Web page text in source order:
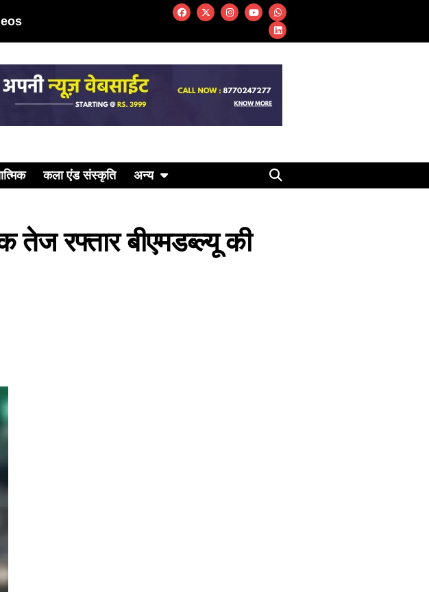
कला एंड संस्कृति अन्य
तेज रफ्तार बीएमडब्ल्यू की